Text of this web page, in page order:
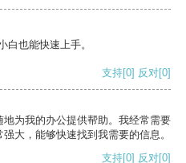
白也能快速上手。
支持[0] 反对[0]
为我的办公提供帮助。我经常需要
大，能够快速找到我需要的信息。
支持[0] 反对[0]